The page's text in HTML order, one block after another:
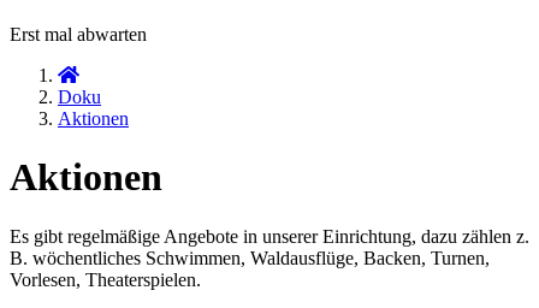
Erst mal abwarten
Doku
Aktionen
Aktionen
Es gibt regelmäßige Angebote in unserer Einrichtung, dazu zählen z.
B. wöchentliches Schwimmen, Waldausflüge, Backen, Turnen,
Vorlesen, Theaterspielen.